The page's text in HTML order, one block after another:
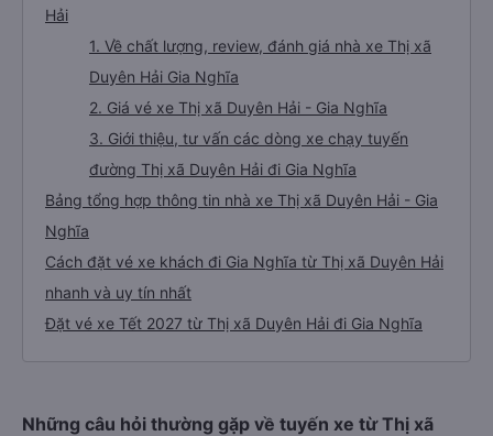
Hải
1. Về chất lượng, review, đánh giá nhà xe Thị xã
Duyên Hải Gia Nghĩa
2. Giá vé xe Thị xã Duyên Hải - Gia Nghĩa
3. Giới thiệu, tư vấn các dòng xe chạy tuyến
đường Thị xã Duyên Hải đi Gia Nghĩa
Bảng tổng hợp thông tin nhà xe Thị xã Duyên Hải - Gia
Nghĩa
Cách đặt vé xe khách đi Gia Nghĩa từ Thị xã Duyên Hải
nhanh và uy tín nhất
Đặt vé xe Tết 2027 từ Thị xã Duyên Hải đi Gia Nghĩa
Những câu hỏi thường gặp về tuyến xe từ Thị xã